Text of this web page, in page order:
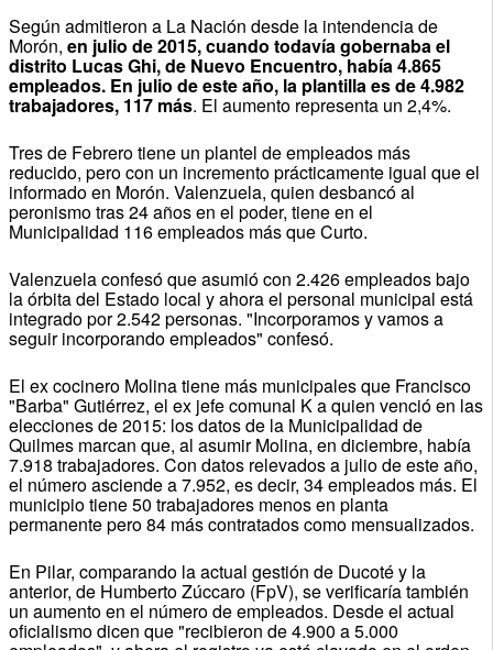
Según admitieron a La Nación desde la intendencia de
Morón, en julio de 2015, cuando todavía gobernaba el
distrito Lucas Ghi, de Nuevo Encuentro, había 4.865
empleados. En julio de este año, la plantilla es de 4.982
trabajadores, 117 más. El aumento representa un 2,4%.
Tres de Febrero tiene un plantel de empleados más
reducido, pero con un incremento prácticamente igual que el
informado en Morón. Valenzuela, quien desbancó al
peronismo tras 24 años en el poder, tiene en el
Municipalidad 116 empleados más que Curto.
Valenzuela confesó que asumió con 2.426 empleados bajo
la órbita del Estado local y ahora el personal municipal está
integrado por 2.542 personas. "Incorporamos y vamos a
seguir incorporando empleados" confesó.
El ex cocinero Molina tiene más municipales que Francisco
"Barba" Gutiérrez, el ex jefe comunal K a quien venció en las
elecciones de 2015: los datos de la Municipalidad de
Quilmes marcan que, al asumir Molina, en diciembre, había
7.918 trabajadores. Con datos relevados a julio de este año,
el número asciende a 7.952, es decir, 34 empleados más. El
municipio tiene 50 trabajadores menos en planta
permanente pero 84 más contratados como mensualizados.
En Pilar, comparando la actual gestión de Ducoté y la
anterior, de Humberto Zúccaro (FpV), se verificaría también
un aumento en el número de empleados. Desde el actual
oficialismo dicen que "recibieron de 4.900 a 5.000